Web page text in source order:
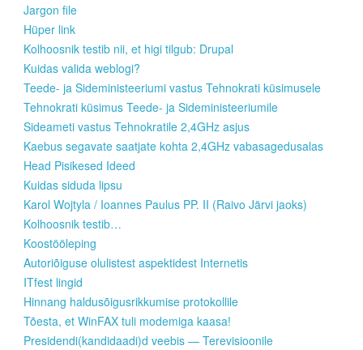
Jargon file
Hüper link
Kolhoosnik testib nii, et higi tilgub: Drupal
Kuidas valida weblogi?
Teede- ja Sideministeeriumi vastus Tehnokrati küsimusele
Tehnokrati küsimus Teede- ja Sideministeeriumile
Sideameti vastus Tehnokratile 2,4GHz asjus
Kaebus segavate saatjate kohta 2,4GHz vabasagedusalas
Head Pisikesed Ideed
Kuidas siduda lipsu
Karol Wojtyla / Ioannes Paulus PP. II (Raivo Järvi jaoks)
Kolhoosnik testib…
Koostööleping
Autoriõiguse olulistest aspektidest Internetis
ITfest lingid
Hinnang haldusõigusrikkumise protokollile
Tõesta, et WinFAX tuli modemiga kaasa!
Presidendi(kandidaadi)d veebis — Terevisioonile